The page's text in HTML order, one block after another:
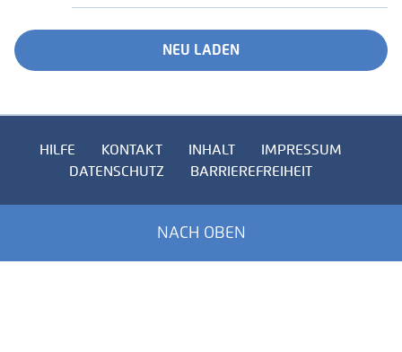
NEU LADEN
HILFE KONTAKT INHALT
IMPRESSUM
DATENSCHUTZ
BARRIEREFREIHEIT
NACH OBEN